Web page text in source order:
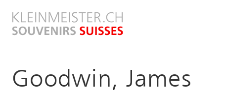
zum
Inhalt
Goodwin, James